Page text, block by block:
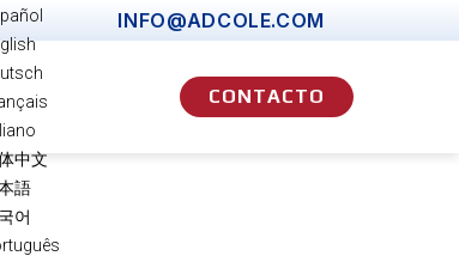
中文
語
어
INFO@ADCOLE.COM
CONTACTO